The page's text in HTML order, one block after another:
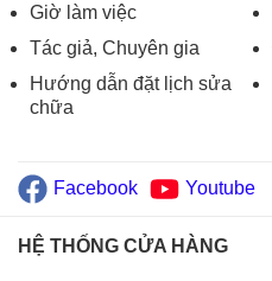
Giờ làm việc
Tác giả, Chuyên gia
Hướng dẫn đặt lịch sửa
chữa
Facebook Youtube
HỆ THỐNG CỬA HÀNG